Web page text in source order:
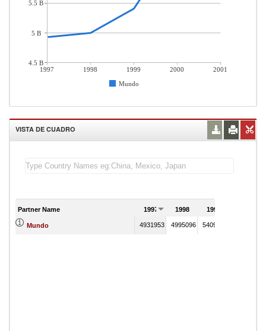
1997 1998 1999 2000
2001
Mundo
5.5 B
5 B
4.5 B
VISTA DE CUADRO
Partner Name 1997 1998 1999
Mundo 4931953 4995096 5409527